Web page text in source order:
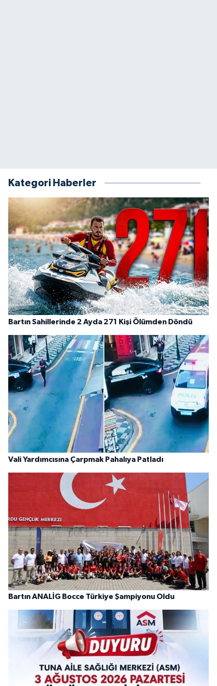
Kategori Haberler
Bartın Sahillerinde 2 Ayda 271 Kişi Ölümden Döndü
Vali Yardımcısına Çarpmak Pahalıya Patladı
Bartın ANALİG Bocce Türkiye Şampiyonu Oldu